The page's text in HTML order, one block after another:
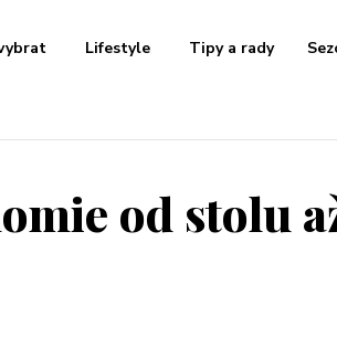
Lifestyle Tipy a rady
od stolu